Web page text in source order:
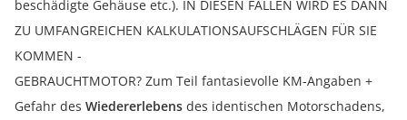
beschädigte Gehäuse etc.). IN DIESEN FÄLLEN WIRD ES DANN
ZU UMFANGREICHEN KALKULATIONSAUFSCHLÄGEN FÜR SIE
KOMMEN -
GEBRAUCHTMOTOR? Zum Teil fantasievolle KM-Angaben +
Gefahr des Wiedererlebens des identischen Motorschadens,